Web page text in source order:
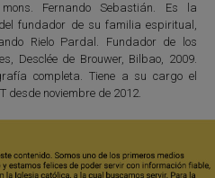
Fernando Sebastián. Es la
fundador de su familia espiritual,
Rielo Pardal. Fundador de los
Desclée de Brouwer, Bilbao, 2009.
completa. Tiene a su cargo el
desde noviembre de 2012.